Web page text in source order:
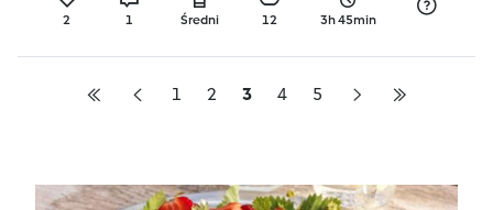
2 1 Średni 12 3h 45min
1 2 3 4 5